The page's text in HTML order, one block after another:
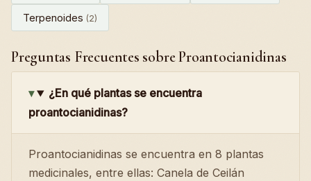
Terpenoides (2)
Preguntas Frecuentes sobre Proantocianidinas
¿En qué plantas se encuentra
proantocianidinas?
Proantocianidinas se encuentra en 8 plantas
medicinales, entre ellas: Canela de Ceilán